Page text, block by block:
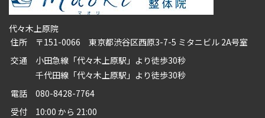
代々木上原院
住所
〒151-0066 東京都渋谷区西原3-7-5 ミタニビル 2A号室
交通
小田急線「代々木上原駅」より徒歩30秒
千代田線「代々木上原駅」より徒歩30秒
電話
080-8428-7764
受付
10:00 から 21:00